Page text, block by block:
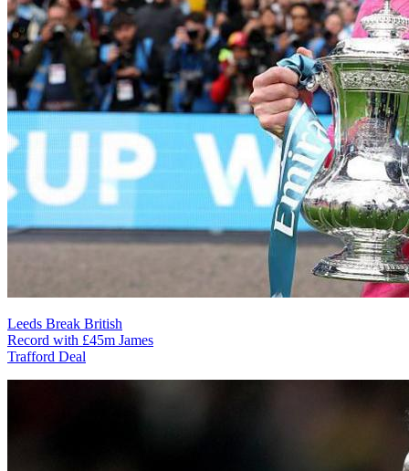
Leeds Break British
Record with £45m James
Trafford Deal